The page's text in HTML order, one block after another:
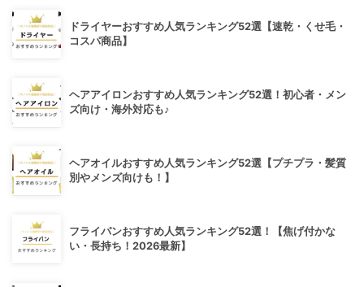
ドライヤーおすすめ人気ランキング52選【速乾・くせ毛・
コスパ商品】
ヘアアイロンおすすめ人気ランキング52選！初心者・メン
ズ向け・海外対応も♪
ヘアオイルおすすめ人気ランキング52選【プチプラ・髪質
別やメンズ向けも！】
フライパンおすすめ人気ランキング52選！【焦げ付かな
い・長持ち！2026最新】